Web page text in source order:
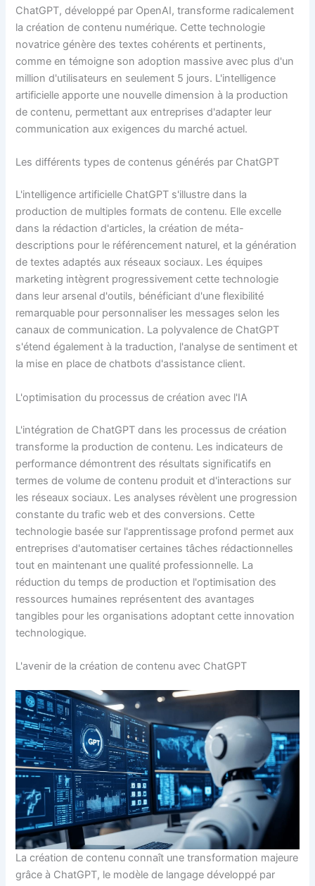
ChatGPT, développé par OpenAI, transforme radicalement
la création de contenu numérique. Cette technologie
novatrice génère des textes cohérents et pertinents,
comme en témoigne son adoption massive avec plus d'un
million d'utilisateurs en seulement 5 jours. L'intelligence
artificielle apporte une nouvelle dimension à la production
de contenu, permettant aux entreprises d'adapter leur
communication aux exigences du marché actuel.
Les différents types de contenus générés par ChatGPT
L'intelligence artificielle ChatGPT s'illustre dans la
production de multiples formats de contenu. Elle excelle
dans la rédaction d'articles, la création de méta-
descriptions pour le référencement naturel, et la génération
de textes adaptés aux réseaux sociaux. Les équipes
marketing intègrent progressivement cette technologie
dans leur arsenal d'outils, bénéficiant d'une flexibilité
remarquable pour personnaliser les messages selon les
canaux de communication. La polyvalence de ChatGPT
s'étend également à la traduction, l'analyse de sentiment et
la mise en place de chatbots d'assistance client.
L'optimisation du processus de création avec l'IA
L'intégration de ChatGPT dans les processus de création
transforme la production de contenu. Les indicateurs de
performance démontrent des résultats significatifs en
termes de volume de contenu produit et d'interactions sur
les réseaux sociaux. Les analyses révèlent une progression
constante du trafic web et des conversions. Cette
technologie basée sur l'apprentissage profond permet aux
entreprises d'automatiser certaines tâches rédactionnelles
tout en maintenant une qualité professionnelle. La
réduction du temps de production et l'optimisation des
ressources humaines représentent des avantages
tangibles pour les organisations adoptant cette innovation
technologique.
L'avenir de la création de contenu avec ChatGPT
La création de contenu connaît une transformation majeure
grâce à ChatGPT, le modèle de langage développé par